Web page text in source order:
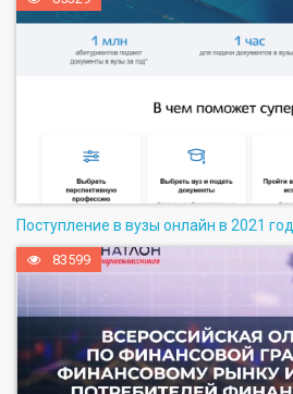
Поступление в вузы онлайн в 2021
83599